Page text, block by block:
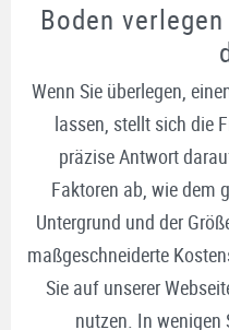
Boden
Wenn Sie überlegen,
lassen, stellt sich die
präzise Antwort
Faktoren ab, wie dem
Untergrund und der
maßgeschneiderte
Sie auf unserer
nutzen. In wenigen